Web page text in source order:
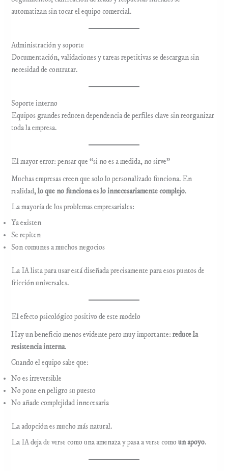
automatizan sin tocar el equipo comercial.
Administración y soporte
Documentación, validaciones y tareas repetitivas se descargan sin
necesidad de contratar.
Soporte interno
Equipos grandes reducen dependencia de perfiles clave sin reorganizar
toda la empresa.
El mayor error: pensar que “si no es a medida, no sirve”
Muchas empresas creen que solo lo personalizado funciona. En
realidad,lo que no funciona es lo innecesariamente complejo.
La mayoría de los problemas empresariales:
Ya existen
Se repiten
Son comunes a muchos negocios
La IA lista para usar está diseñada precisamente para esos puntos de
fricción universales.
El efecto psicológico positivo de este modelo
Hay un beneficio menos evidente pero muy importante:reduce la
resistencia interna.
Cuando el equipo sabe que:
No es irreversible
No pone en peligro su puesto
No añade complejidad innecesaria
La adopción es mucho más natural.
La IA deja de verse como una amenaza y pasa a verse comoun apoyo.